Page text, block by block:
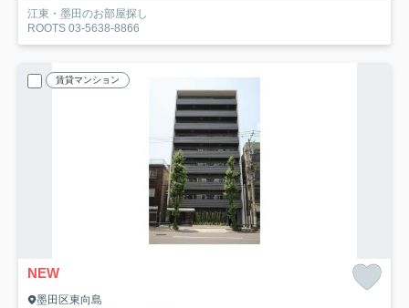
江東・墨田のお部屋探し
ROOTS 03-5638-8866
賃貸マンション
NEW
墨田区東向島